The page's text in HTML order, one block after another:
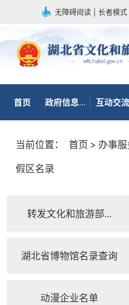
无障碍阅读 长者模式
首页 政府信息公开 互动交流
当前位置： 首页 > 办事
假区名录
转发文化和旅游部...
湖北省博物馆名录查询
动漫企业名单